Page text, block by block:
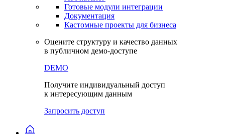
Получить доступ
API & Data Feed
API and Data Feed
Готовые модули интеграции
Документация
в публичном демо-доступе